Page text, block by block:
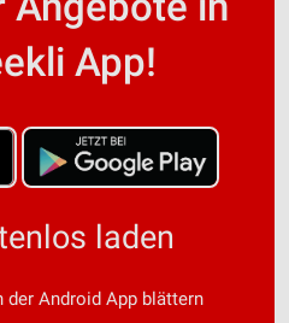
App!
laden
der Android App blättern